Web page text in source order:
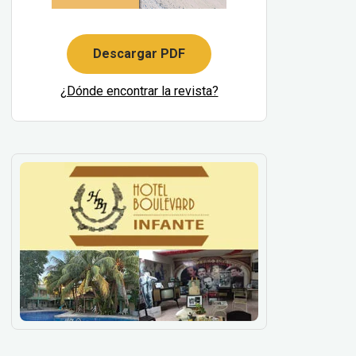
Descargar PDF
¿Dónde encontrar la revista?